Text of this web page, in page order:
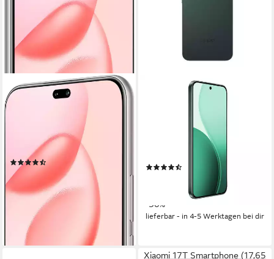
HONOR
400 PRO Smartphone
Bildschirmdiagonale
Speicherkapazität
Kamera
Produktdatenblatt
(16)
579,99 € UVP799,00 €
mtl. in 48 Raten
-27%
lieferbar - in 2-3 Werktagen bei dir
Speicherkapazität
Frontkamera
399,00 €
mtl. in 24 Raten
-30%
lieferbar - in 4-5 Werktagen bei dir
Xiaomi 17T Smartphone (17,65